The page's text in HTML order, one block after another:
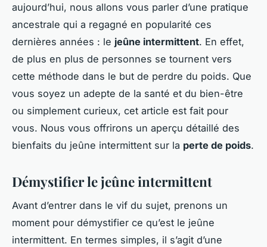
aujourd’hui, nous allons vous parler d’une pratique
ancestrale qui a regagné en popularité ces
dernières années : le jeûne intermittent. En effet,
de plus en plus de personnes se tournent vers
cette méthode dans le but de perdre du poids. Que
vous soyez un adepte de la santé et du bien-être
ou simplement curieux, cet article est fait pour
vous. Nous vous offrirons un aperçu détaillé des
bienfaits du jeûne intermittent sur la perte de poids.
Démystifier le jeûne intermittent
Avant d’entrer dans le vif du sujet, prenons un
moment pour démystifier ce qu’est le jeûne
intermittent. En termes simples, il s’agit d’une